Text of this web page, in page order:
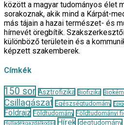
között a magyar tudományos élet
sorakoznak, akik mind a Kárpát-
más tájain a hazai természet- és
hírnevét öregbítik.
különböző területein és a
képzett szakemberek.
Címkék
150 sor Asztrofizika Biofizika
Csillagászat Egészségtudomány
Földrajz Földtudomány Földtudományi
Hulladékgazdálkodás
Hírek Idegtudomány